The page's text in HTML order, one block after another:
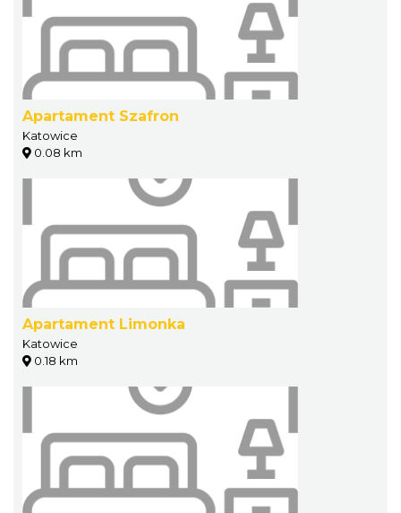
Apartament Szafron
Katowice
0.08 km
Apartament Limonka
Katowice
0.18 km